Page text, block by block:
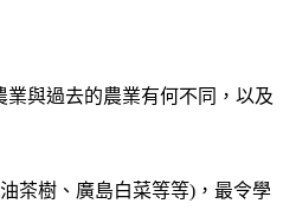
與過去的農業有何不同，以及
茶樹、廣島白菜等等)，最令學